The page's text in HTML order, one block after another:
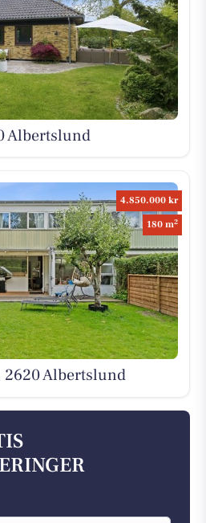
Albertslund
4.850.000 kr
180 m2
Albertslund